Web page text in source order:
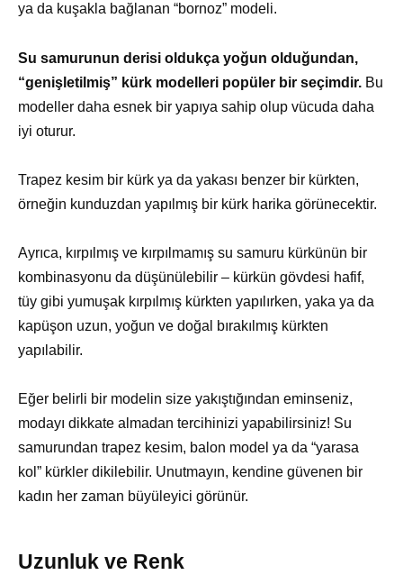
ya da kuşakla bağlanan “bornoz” modeli.
Su samurunun derisi oldukça yoğun olduğundan,
“genişletilmiş” kürk modelleri popüler bir seçimdir. Bu
modeller daha esnek bir yapıya sahip olup vücuda daha
iyi oturur.
Trapez kesim bir kürk ya da yakası benzer bir kürkten,
örneğin kunduzdan yapılmış bir kürk harika görünecektir.
Ayrıca, kırpılmış ve kırpılmamış su samuru kürkünün bir
kombinasyonu da düşünülebilir – kürkün gövdesi hafif,
tüy gibi yumuşak kırpılmış kürkten yapılırken, yaka ya da
kapüşon uzun, yoğun ve doğal bırakılmış kürkten
yapılabilir.
Eğer belirli bir modelin size yakıştığından eminseniz,
modayı dikkate almadan tercihinizi yapabilirsiniz! Su
samurundan trapez kesim, balon model ya da “yarasa
kol” kürkler dikilebilir. Unutmayın, kendine güvenen bir
kadın her zaman büyüleyici görünür.
Uzunluk ve Renk